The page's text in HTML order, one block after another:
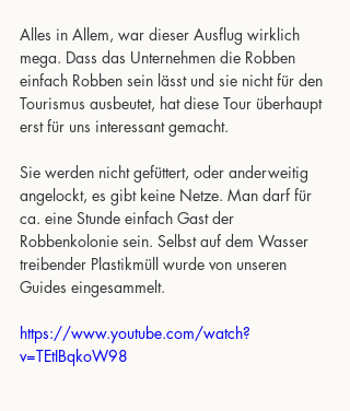
Alles in Allem, war dieser Ausflug wirklich
mega. Dass das Unternehmen die Robben
einfach Robben sein lässt und sie nicht für den
Tourismus ausbeutet, hat diese Tour überhaupt
erst für uns interessant gemacht.
Sie werden nicht gefüttert, oder anderweitig
angelockt, es gibt keine Netze. Man darf für
ca. eine Stunde einfach Gast der
Robbenkolonie sein. Selbst auf dem Wasser
treibender Plastikmüll wurde von unseren
Guides eingesammelt.
https://www.youtube.com/watch?
v=TEtIBqkoW98